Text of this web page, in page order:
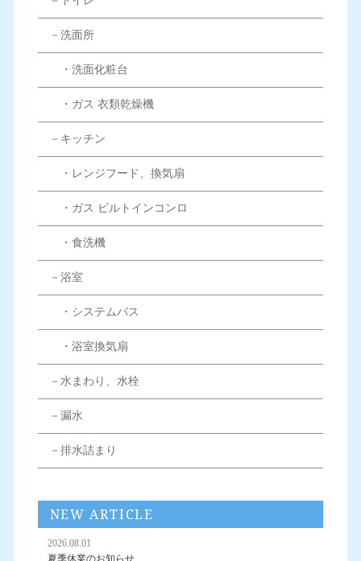
－洗面所
・洗面化粧台
・ガス 衣類乾燥機
－キッチン
・レンジフード、換気扇
・ガス ビルトインコンロ
・食洗機
－浴室
・システムバス
・浴室換気扇
－水まわり、水栓
－漏水
－排水詰まり
NEW ARTICLE
2026.08.01
夏季休業のお知らせ